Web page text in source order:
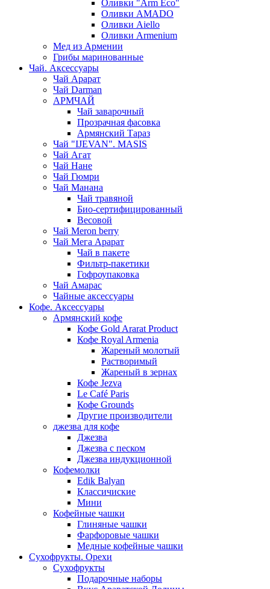
Оливки "Arm Eco"
Оливки AMADO
Оливки Aiello
Оливки Armenium
Мед из Армении
Грибы маринованные
Чай. Аксессуары
Чай Арарат
Чай Darman
АРМЧАЙ
Чай заварочный
Прозрачная фасовка
Армянский Тараз
Чай "IJEVAN". MASIS
Чай Агат
Чай Нане
Чай Гюмри
Чай Манана
Чай травяной
Био-сертифицированный
Весовой
Чай Meron berry
Чай Мега Арарат
Чай в пакете
Фильтр-пакетики
Гофроупаковка
Чай Амарас
Чайные аксессуары
Кофе. Аксессуары
Армянский кофе
Кофе Gold Ararat Product
Кофе Royal Armenia
Жареный молотый
Растворимый
Жареный в зернах
Кофе Jezva
Le Café Paris
Кофе Grounds
Другие производители
джезва для кофе
Джезва
Джезва с песком
Джезва индукционной
Кофемолки
Edik Balyan
Классичиские
Мини
Кофейные чашки
Глиняные чашки
Фарфоровые чашки
Медные кофейные чашки
Сухофрукты. Орехи
Сухофрукты
Подарочные наборы